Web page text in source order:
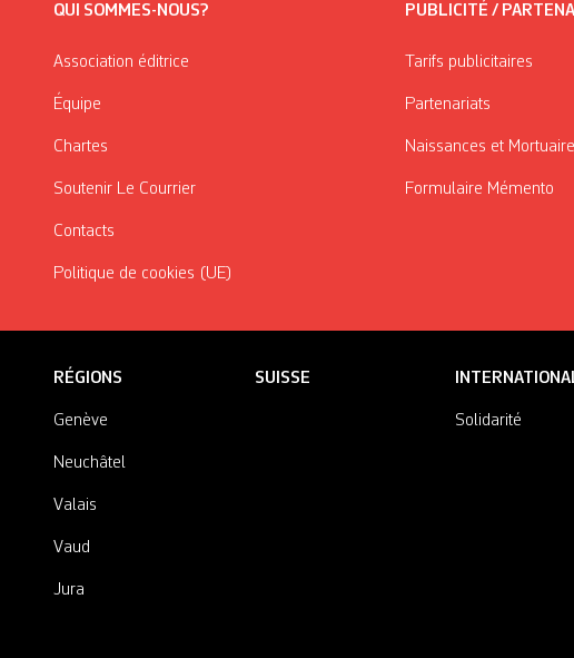
QUI SOMMES-NOUS?
Association éditrice
Équipe
Chartes
Soutenir Le Courrier
Contacts
Politique de cookies (UE)
PUBLICITÉ /
Tarifs publicitaires
Partenariats
Naissances et
Formulaire Mémento
RÉGIONS
Genève
Neuchâtel
Valais
Vaud
Jura
SUISSE
Solidarité